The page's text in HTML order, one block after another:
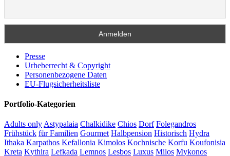
Presse
Urheberrecht & Copyright
Personenbezogene Daten
EU-Flugsicherheitsliste
Portfolio-Kategorien
Adults onlyAstypalaia Chalkidike Chios Dorf Folegandros
Frühstück für Familien Gourmet Halbpension Historisch Hydra
Ithaka Karpathos Kefallonia Kimolos Kochnische Korfu Koufonisia
Kreta Kythira Lefkada Lemnos Lesbos Luxus Milos Mykonos